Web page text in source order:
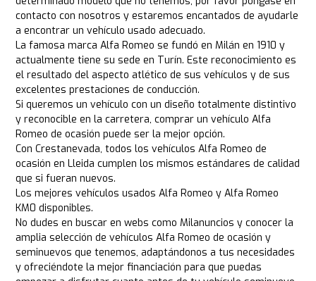
contacto con nosotros y estaremos encantados de ayudarle
a encontrar un vehículo usado adecuado.
La famosa marca Alfa Romeo se fundó en Milán en 1910 y
actualmente tiene su sede en Turín. Este reconocimiento es
el resultado del aspecto atlético de sus vehículos y de sus
excelentes prestaciones de conducción.
Si queremos un vehículo con un diseño totalmente distintivo
y reconocible en la carretera, comprar un vehículo Alfa
Romeo de ocasión puede ser la mejor opción.
Con Crestanevada, todos los vehículos Alfa Romeo de
ocasión en Lleida cumplen los mismos estándares de calidad
que si fueran nuevos.
Los mejores vehículos usados Alfa Romeo y Alfa Romeo
KM0 disponibles.
No dudes en buscar en webs como Milanuncios y conocer la
amplia selección de vehículos Alfa Romeo de ocasión y
seminuevos que tenemos, adaptándonos a tus necesidades
y ofreciéndote la mejor financiación para que puedas